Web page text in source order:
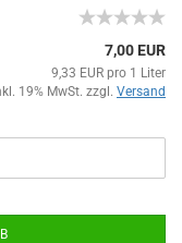
7,00 EUR
9,33 EUR pro 1 Liter
19% MwSt. zzgl. Versand